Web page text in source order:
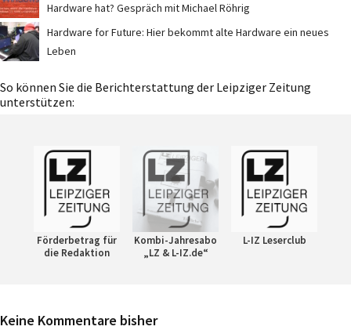
Hardware hat? Gespräch mit Michael Röhrig
Hardware for Future: Hier bekommt alte Hardware ein neues
Leben
So können Sie die Berichterstattung der Leipziger Zeitung
unterstützen:
Förderbetrag für
die Redaktion
Kombi-Jahresabo
„LZ & L-IZ.de“
L-IZ Leserclub
Keine Kommentare bisher